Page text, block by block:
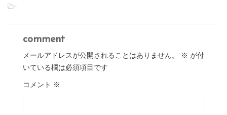
-
comment
メールアドレスが公開されることはありません。 ※ が付
いている欄は必須項目です
コメント ※